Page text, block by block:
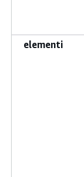
elementi